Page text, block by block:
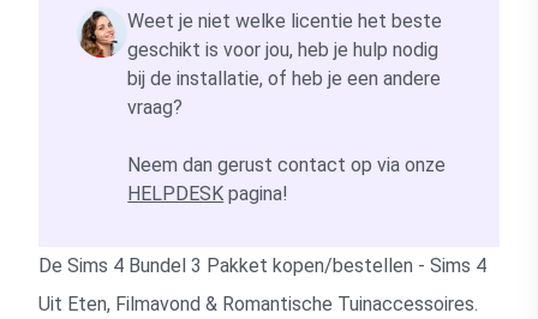
Weet je niet welke licentie het beste
geschikt is voor jou, heb je hulp nodig
bij de installatie, of heb je een andere
vraag?
Neem dan gerust contact op via onze
HELPDESK pagina!
De Sims 4 Bundel 3 Pakket kopen/bestellen - Sims 4
Uit Eten, Filmavond & Romantische Tuinaccessoires.